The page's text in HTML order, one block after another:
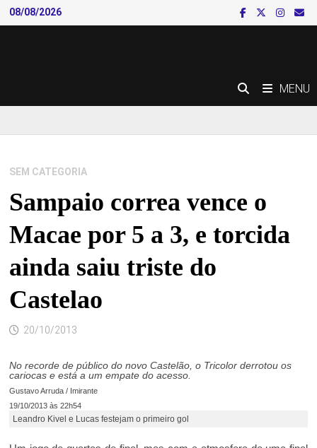
Skip
to
08/08/2026
MENU
SEM CATEGORIA
Sampaio correa vence o
Macae por 5 a 3, e torcida
ainda saiu triste do
Castelao
20/10/2013
No recorde de público do novo Castelão, o Tricolor derrotou os
cariocas e está a um empate do acesso.
Gustavo Arruda / Imirante
19/10/2013 às 22h54
Leandro Kivel e Lucas festejam o primeiro gol